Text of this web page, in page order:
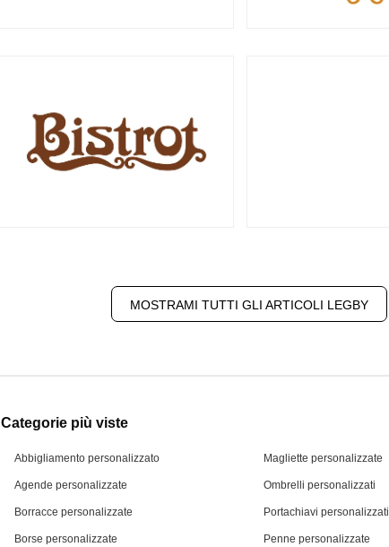
MOSTRAMI TUTTI GLI ARTICOLI LEGBY
Categorie più viste
Abbigliamento personalizzato
Agende personalizzate
Borracce personalizzate
Borse personalizzate
Magliette personalizzate
Ombrelli personalizzati
Portachiavi personalizzati
Penne personalizzate